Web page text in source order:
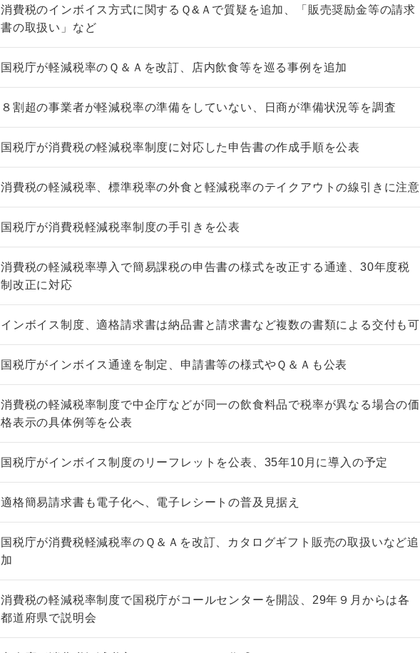
消費税のインボイス方式に関するＱ&Ａで質疑を追加、「販売奨励金等の請求
書の取扱い」など
国税庁が軽減税率のＱ＆Ａを改訂、店内飲食等を巡る事例を追加
８割超の事業者が軽減税率の準備をしていない、日商が準備状況等を調査
国税庁が消費税の軽減税率制度に対応した申告書の作成手順を公表
消費税の軽減税率、標準税率の外食と軽減税率のテイクアウトの線引きに注意
国税庁が消費税軽減税率制度の手引きを公表
消費税の軽減税率導入で簡易課税の申告書の様式を改正する通達、30年度税
制改正に対応
インボイス制度、適格請求書は納品書と請求書など複数の書類による交付も可
国税庁がインボイス通達を制定、申請書等の様式やＱ＆Ａも公表
消費税の軽減税率制度で中企庁などが同一の飲食料品で税率が異なる場合の価
格表示の具体例等を公表
国税庁がインボイス制度のリーフレットを公表、35年10月に導入の予定
適格簡易請求書も電子化へ、電子レシートの普及見据え
国税庁が消費税軽減税率のＱ＆Ａを改訂、カタログギフト販売の取扱いなど追
加
消費税の軽減税率制度で国税庁がコールセンターを開設、29年９月からは各
都道府県で説明会